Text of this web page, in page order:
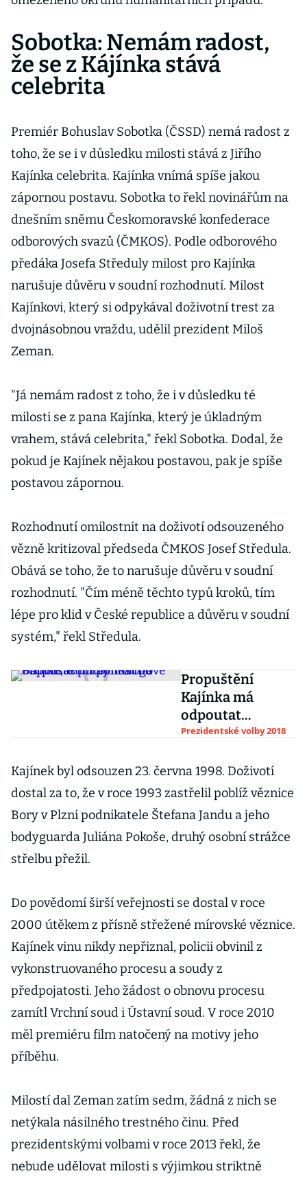
Sobotka: Nemám radost,
že se z Kájínka stává
celebrita
Premiér Bohuslav Sobotka (ČSSD) nemá radost z
toho, že se i v důsledku milosti stává z Jiřího
Kajínka celebrita. Kajínka vnímá spíše jakou
zápornou postavu. Sobotka to řekl novinářům na
dnešním sněmu Českomoravské konfederace
odborových svazů (ČMKOS). Podle odborového
předáka Josefa Středuly milost pro Kajínka
narušuje důvěru v soudní rozhodnutí. Milost
Kajínkovi, který si odpykával doživotní trest za
dvojnásobnou vraždu, udělil prezident Miloš
Zeman.
"Já nemám radost z toho, že i v důsledku té
milosti se z pana Kajínka, který je úkladným
vrahem, stává celebrita," řekl Sobotka. Dodal, že
pokud je Kajínek nějakou postavou, pak je spíše
postavou zápornou.
Rozhodnutí omilostnit na doživotí odsouzeného
vězně kritizoval předseda ČMKOS Josef Středula.
Obává se toho, že to narušuje důvěru v soudní
rozhodnutí. "Čím méně těchto typů kroků, tím
lépe pro klid v České republice a důvěru v soudní
systém," řekl Středula.
Propuštění
Kajínka má
odpoutat
pozornost od
politologové
Prezidentské volby 2018
Kajínek byl odsouzen 23. června 1998. Doživotí
dostal za to, že v roce 1993 zastřelil poblíž věznice
Bory v Plzni podnikatele Štefana Jandu a jeho
bodyguarda Juliána Pokoše, druhý osobní strážce
střelbu přežil.
Do povědomí širší veřejnosti se dostal v roce
2000 útěkem z přísně střežené mírovské věznice.
Kajínek vinu nikdy nepřiznal, policii obvinil z
vykonstruovaného procesu a soudy z
předpojatosti. Jeho žádost o obnovu procesu
zamítl Vrchní soud i Ústavní soud. V roce 2010
měl premiéru film natočený na motivy jeho
příběhu.
Milostí dal Zeman zatím sedm, žádná z nich se
netýkala násilného trestného činu. Před
prezidentskými volbami v roce 2013 řekl, že
nebude udělovat milosti s výjimkou striktně